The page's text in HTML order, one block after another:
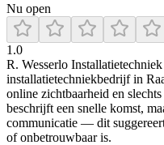
Nu open
1.0
R. Wesserlo
installatietechniekbedrijf in
online zichtbaarheid en
beschrijft een snelle komst,
communicatie — dit
of onbetrouwbaar is.